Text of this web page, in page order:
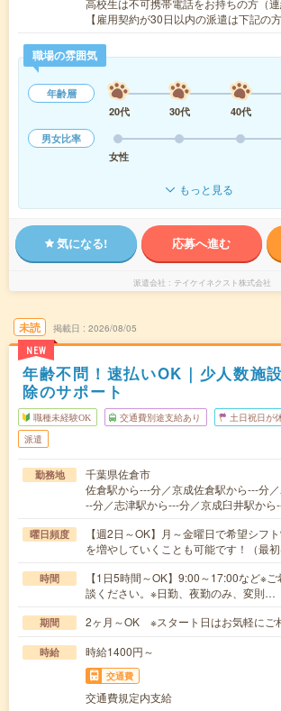
高校生は不可携帯電話をお持ちの方（連
【雇用契約が30日以内の派遣は下記の
職場の雰囲気
年齢層
20代
30代 40代
男女比率
女性
もっと見る
気になる! 応募へ進む
派遣会社 テイケイネクスト株式会社
未読
NEW
掲載日 2026/08/05
年齢不問！速払いOK｜少人数施
除のサポート
職種未経験OK 交通費別途支給あり 土日祝日が
派遣
勤務地
千葉県佐倉市
佐倉駅から---分／京成佐倉駅から---分
--分／志津駅から---分／京成臼井駅から
曜日頻度
【週2日～OK】月～金曜日で希望シフ
を増やしていくことも可能です！（最初
時間
【1日5時間～OK】9:00～17:00など※
談ください。※日勤、夜勤のみ、変則…
期間 2ヶ月～OK ※スタート日はお気軽にご
時給 時給1400円～
交通費
交通費規定内支給